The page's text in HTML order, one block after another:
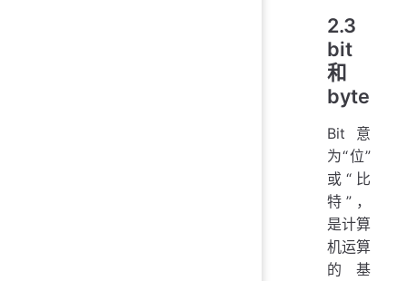
2.3
bit
和
byte
Bit 意
为“位”
或“比
特”，
是计算
机运算
的基